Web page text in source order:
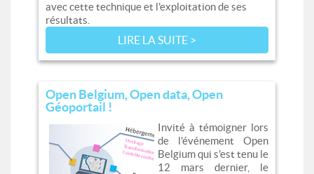
avec cette technique et l'exploitation de ses
résultats.
LIRE LA SUITE >
Open Belgium, Open data, Open
Géoportail !
Invité à témoigner lors
de l'événement Open
Belgium qui s'est tenu le
12 mars dernier, le